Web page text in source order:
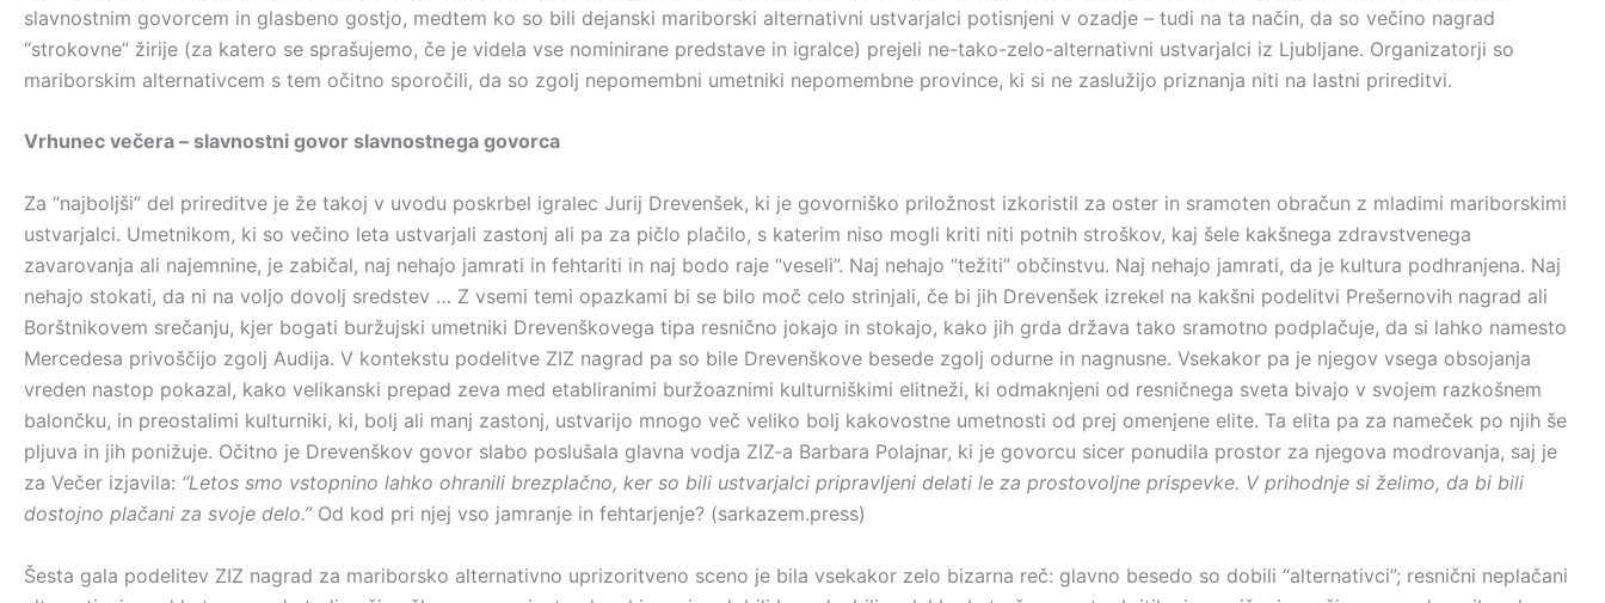
slavnostnim govorcem in glasbeno gostjo, medtem ko so bili dejanski mariborski alternativni ustvarjalci potisnjeni v ozadje – tudi na ta način, da so večino nagrad
“strokovne” žirije (za katero se sprašujemo, če je videla vse nominirane predstave in igralce) prejeli ne-tako-zelo-alternativni ustvarjalci iz Ljubljane. Organizatorji so
mariborskim alternativcem s tem očitno sporočili, da so zgolj nepomembni umetniki nepomembne province, ki si ne zaslužijo priznanja niti na lastni prireditvi.
Vrhunec večera – slavnostni govor slavnostnega govorca
Za “najboljši” del prireditve je že takoj v uvodu poskrbel igralec Jurij Drevenšek, ki je govorniško priložnost izkoristil za oster in sramoten obračun z mladimi mariborskimi
ustvarjalci. Umetnikom, ki so večino leta ustvarjali zastonj ali pa za pičlo plačilo, s katerim niso mogli kriti niti potnih stroškov, kaj šele kakšnega zdravstvenega
zavarovanja ali najemnine, je zabičal, naj nehajo jamrati in fehtariti in naj bodo raje “veseli”. Naj nehajo “težiti” občinstvu. Naj nehajo jamrati, da je kultura podhranjena. Naj
nehajo stokati, da ni na voljo dovolj sredstev … Z vsemi temi opazkami bi se bilo moč celo strinjali, če bi jih Drevenšek izrekel na kakšni podelitvi Prešernovih nagrad ali
Borštnikovem srečanju, kjer bogati buržujski umetniki Drevenškovega tipa resnično jokajo in stokajo, kako jih grda država tako sramotno podplačuje, da si lahko namesto
Mercedesa privoščijo zgolj Audija. V kontekstu podelitve ZIZ nagrad pa so bile Drevenškove besede zgolj odurne in nagnusne. Vsekakor pa je njegov vsega obsojanja
vreden nastop pokazal, kako velikanski prepad zeva med etabliranimi buržoaznimi kulturniškimi elitneži, ki odmaknjeni od resničnega sveta bivajo v svojem razkošnem
balončku, in preostalimi kulturniki, ki, bolj ali manj zastonj, ustvarijo mnogo več veliko bolj kakovostne umetnosti od prej omenjene elite. Ta elita pa za nameček po njih še
pljuva in jih ponižuje. Očitno je Drevenškov govor slabo poslušala glavna vodja ZIZ-a Barbara Polajnar, ki je govorcu sicer ponudila prostor za njegova modrovanja, saj je
za Večer izjavila: “Letos smo vstopnino lahko ohranili brezplačno, ker so bili ustvarjalci pripravljeni delati le za prostovoljne prispevke. V prihodnje si želimo, da bi bili
dostojno plačani za svoje delo.”Od kod pri njej vso jamranje in fehtarjenje? (sarkazem.press)
Šesta gala podelitev ZIZ nagrad za mariborsko alternativno uprizoritveno sceno je bila vsekakor zelo bizarna reč: glavno besedo so dobili “alternativci”; resnični neplačani